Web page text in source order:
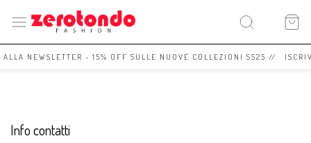
NEWSLETTER - 15% OFF SULLE NUOVE COLLEZIONI SS25 //
Info contatti